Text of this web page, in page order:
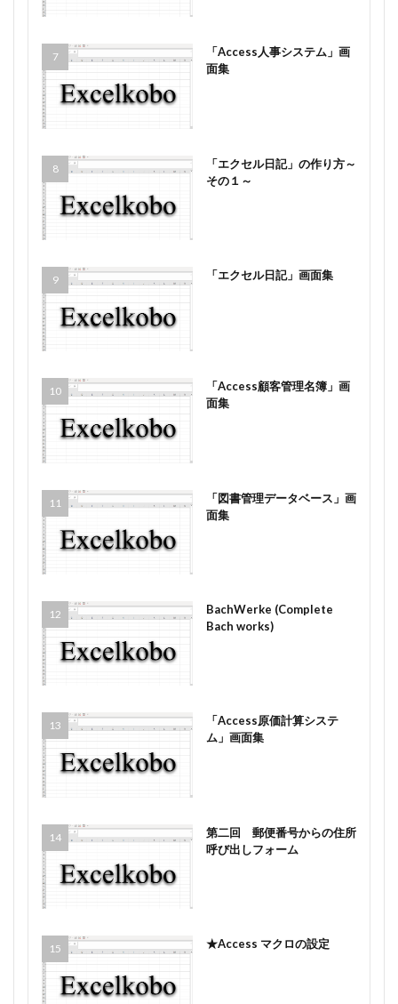
「Access人事システム」画
面集
「エクセル日記」の作り方～
その１～
「エクセル日記」画面集
「Access顧客管理名簿」画
面集
「図書管理データベース」画
面集
BachWerke (Complete
Bach works)
「Access原価計算システ
ム」画面集
第二回 郵便番号からの住所
呼び出しフォーム
★Access マクロの設定